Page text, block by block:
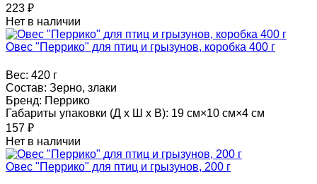
223 ₽
Нет в наличии
Овес "Перрико" для птиц и грызунов, коробка 400 г
Вес: 420 г
Состав: Зерно, злаки
Бренд: Перрико
Габариты упаковки (Д х Ш х В): 19 см×10 см×4 см
157 ₽
Нет в наличии
Овес "Перрико" для птиц и грызунов, 200 г